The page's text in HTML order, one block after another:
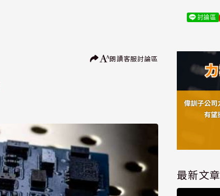
討論區
朗讀客服討論區
最新文章